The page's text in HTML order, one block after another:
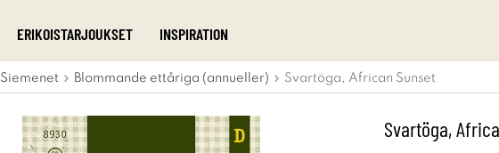
ERIKOISTARJOUKSET INSPIRATION
Siemenet Blommande ettåriga (annueller) Svartöga, African Sunset
Svartöga,